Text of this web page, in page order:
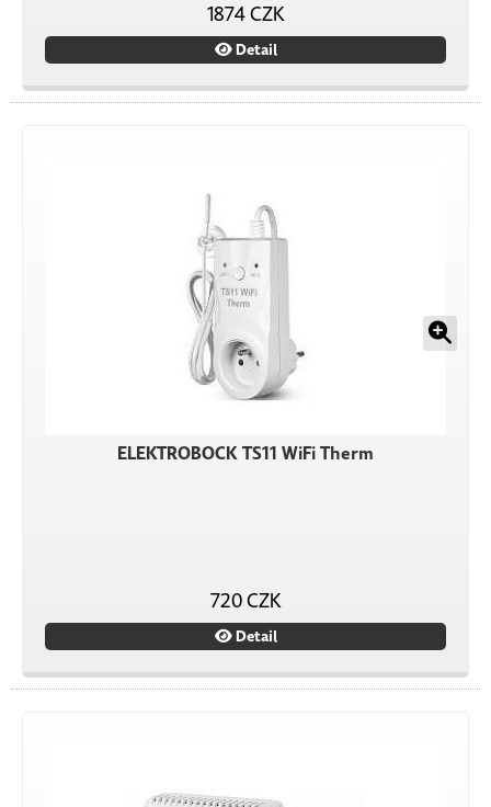
1874 CZK
Detail
ELEKTROBOCK TS11 WiFi Therm
720 CZK
Detail